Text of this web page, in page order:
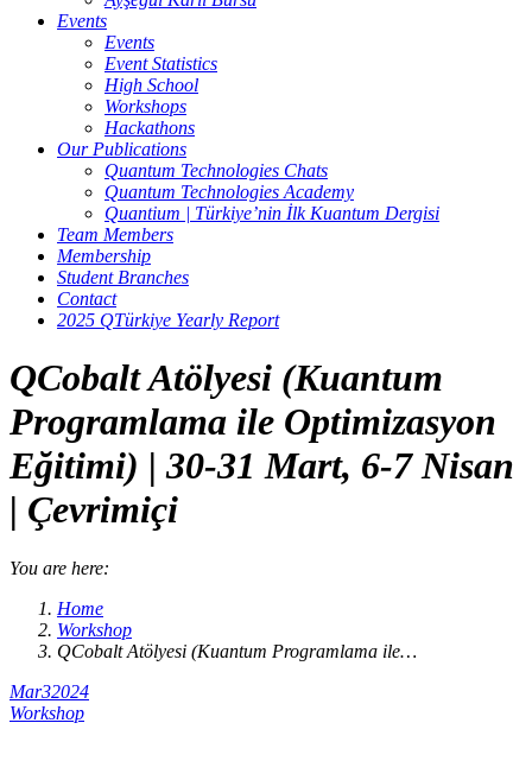
Events
Events
Event Statistics
High School
Workshops
Hackathons
Our Publications
Quantum Technologies Chats
Quantum Technologies Academy
Quantium | Türkiye’nin İlk Kuantum Dergisi
Team Members
Membership
Student Branches
Contact
2025 QTürkiye Yearly Report
QCobalt Atölyesi (Kuantum
Programlama ile Optimizasyon
Eğitimi) | 30-31 Mart, 6-7 Nisan
| Çevrimiçi
You are here:
Home
Workshop
QCobalt Atölyesi (Kuantum Programlama ile…
Mar32024
Workshop